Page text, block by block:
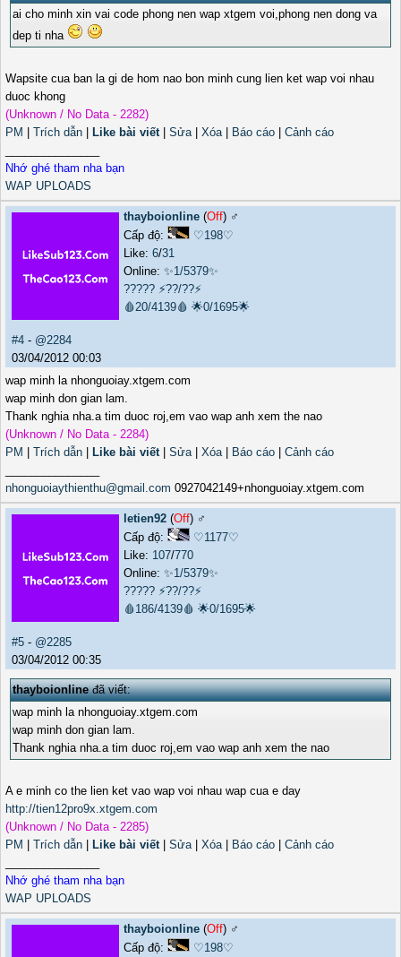
ai cho minh xin vai code phong nen wap xtgem voi,phong nen dong va
dep ti nha
Wapsite cua ban la gi de hom nao bon minh cung lien ket wap voi nhau
duoc khong
(Unknown / No Data - 2282)
PM
Trích dẫn Like bài viết| Sửa| Xóa| Báo cáo
Cảnh cáo
Nhớ ghé tham nha bạn
WAP UPLOADS
thayboionline (Off) ♂️
Cấp độ:
♡198♡
Like: 6/31
Online: ✨1/5379✨
????? ⚡??/??⚡
🩸20/4139🩸 🌟0/1695🌟
#4 - @2284
03/04/2012 00:03
wap minh la nhonguoiay.xtgem.com
wap minh don gian lam.
Thank nghia nha.a tim duoc roj,em vao wap anh xem the nao
(Unknown / No Data - 2284)
PM
Trích dẫn Like bài viết| Sửa| Xóa| Báo cáo
Cảnh cáo
nhonguoiaythienthu@gmail.com 0927042149+nhonguoiay.xtgem.com
letien92 (Off) ♂️
Cấp độ:
♡1177♡
Like: 107/770
Online: ✨1/5379✨
????? ⚡??/??⚡
🩸186/4139🩸 🌟0/1695🌟
#5 - @2285
03/04/2012 00:35
thayboionlineđã viết:
wap minh la nhonguoiay.xtgem.com
wap minh don gian lam.
Thank nghia nha.a tim duoc roj,em vao wap anh xem the nao
A e minh co the lien ket vao wap voi nhau wap cua e day
http://tien12pro9x.xtgem.com
(Unknown / No Data - 2285)
PM
Trích dẫn Like bài viết| Sửa| Xóa| Báo cáo
Cảnh cáo
Nhớ ghé tham nha bạn
WAP UPLOADS
thayboionline (Off) ♂️
Cấp độ:
♡198♡